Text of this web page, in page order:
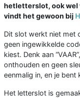
hetletterslot, ook wel
vindt het gewoon bij
Dit slot werkt niet met
geen ingewikkelde
kiest. Denk aan
onthouden en geen
eenmalig in, en je
Het letterslot is